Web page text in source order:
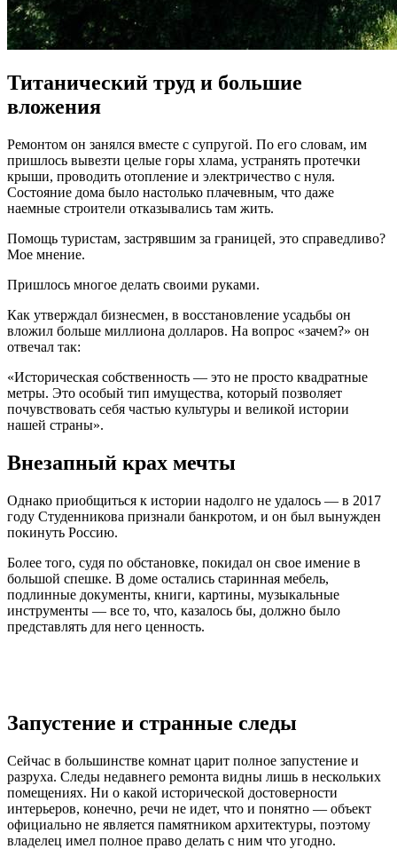
Титанический труд и большие
вложения
Ремонтом он занялся вместе с супругой. По его словам, им
пришлось вывезти целые горы хлама, устранять протечки
крыши, проводить отопление и электричество с нуля.
Состояние дома было настолько плачевным, что даже
наемные строители отказывались там жить.
Помощь туристам, застрявшим за границей, это справедливо?
Мое мнение.
Пришлось многое делать своими руками.
Как утверждал бизнесмен, в восстановление усадьбы он
вложил больше миллиона долларов. На вопрос «зачем?» он
отвечал так:
«Историческая собственность — это не просто квадратные
метры. Это особый тип имущества, который позволяет
почувствовать себя частью культуры и великой истории
нашей страны».
Внезапный крах мечты
Однако приобщиться к истории надолго не удалось — в 2017
году Студенникова признали банкротом, и он был вынужден
покинуть Россию.
Более того, судя по обстановке, покидал он свое имение в
большой спешке. В доме остались старинная мебель,
подлинные документы, книги, картины, музыкальные
инструменты — все то, что, казалось бы, должно было
представлять для него ценность.
Запустение и странные следы
Сейчас в большинстве комнат царит полное запустение и
разруха. Следы недавнего ремонта видны лишь в нескольких
помещениях. Ни о какой исторической достоверности
интерьеров, конечно, речи не идет, что и понятно — объект
официально не является памятником архитектуры, поэтому
владелец имел полное право делать с ним что угодно.